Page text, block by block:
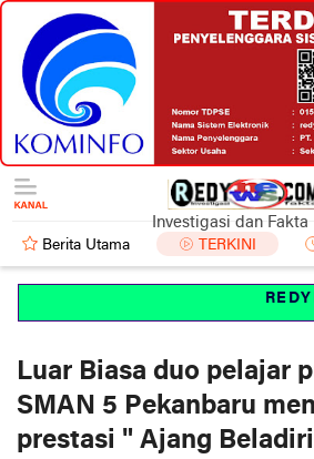
Investigasi dan Fakta
Berita Utama TERKINI
Luar Biasa duo pelajar
SMAN 5 Pekanbaru
prestasi " Ajang